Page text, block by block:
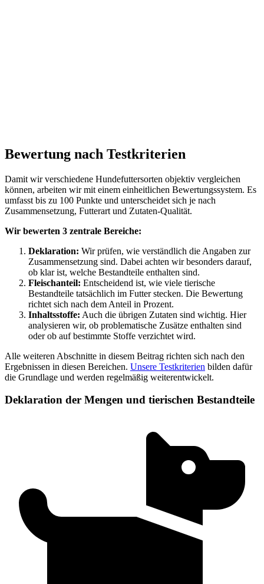
Bewertung nach Testkriterien
Damit wir verschiedene Hundefuttersorten objektiv vergleichen
können, arbeiten wir mit einem einheitlichen Bewertungssystem. Es
umfasst bis zu 100 Punkte und unterscheidet sich je nach
Zusammensetzung, Futterart und Zutaten-Qualität.
Wir bewerten 3 zentrale Bereiche:
Deklaration: Wir prüfen, wie verständlich die Angaben zur
Zusammensetzung sind. Dabei achten wir besonders darauf,
ob klar ist, welche Bestandteile enthalten sind.
Fleischanteil: Entscheidend ist, wie viele tierische
Bestandteile tatsächlich im Futter stecken. Die Bewertung
richtet sich nach dem Anteil in Prozent.
Inhaltsstoffe: Auch die übrigen Zutaten sind wichtig. Hier
analysieren wir, ob problematische Zusätze enthalten sind
oder ob auf bestimmte Stoffe verzichtet wird.
Alle weiteren Abschnitte in diesem Beitrag richten sich nach den
Ergebnissen in diesen Bereichen. Unsere Testkriterien bilden dafür
die Grundlage und werden regelmäßig weiterentwickelt.
Deklaration der Mengen und tierischen Bestandteile